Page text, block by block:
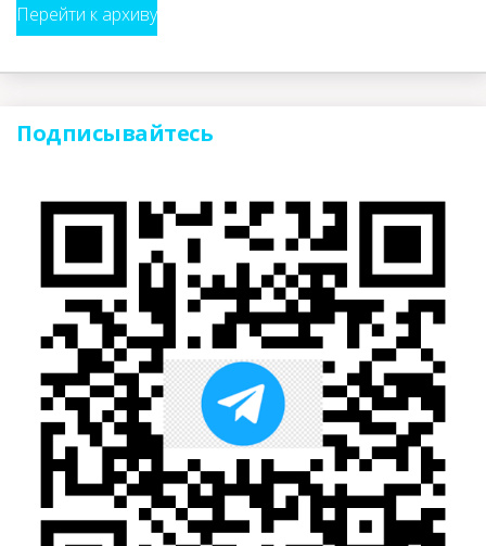
Перейти к архиву
Подписывайтесь